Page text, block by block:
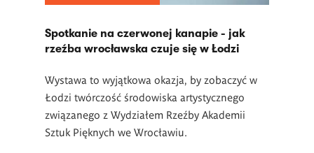
Spotkanie na czerwonej kanapie - jak
rzeźba wrocławska czuje się w Łodzi
Wystawa to wyjątkowa okazja, by zobaczyć w
Łodzi twórczość środowiska artystycznego
związanego z Wydziałem Rzeźby Akademii
Sztuk Pięknych we Wrocławiu.